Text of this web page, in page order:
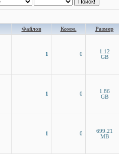
Файлов Комм. Размер
1 0
1.12
GB
1 0
1.86
GB
1 0
699.21
MB